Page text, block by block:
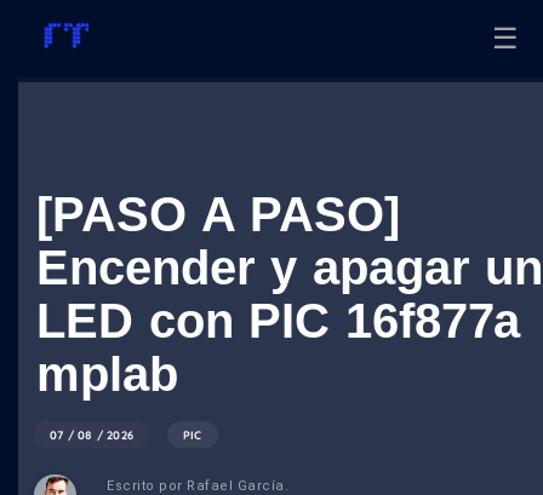
☰
[PASO A PASO]
Encender y apagar un
LED con PIC 16f877a
mplab
07 / 08 / 2026 PIC
Escrito por Rafael García.